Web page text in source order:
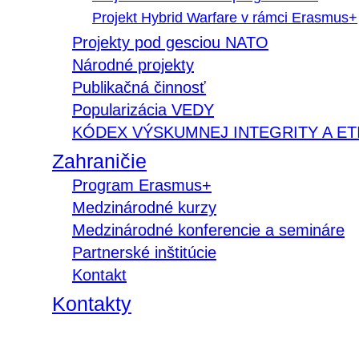
Projekt Hybrid Warfare v rámci Erasmus+
Projekty pod gesciou NATO
Národné projekty
Publikačná činnosť
Popularizácia VEDY
KÓDEX VÝSKUMNEJ INTEGRITY A
Zahraničie
Program Erasmus+
Medzinárodné kurzy
Medzinárodné konferencie a semináre
Partnerské inštitúcie
Kontakt
Kontakty